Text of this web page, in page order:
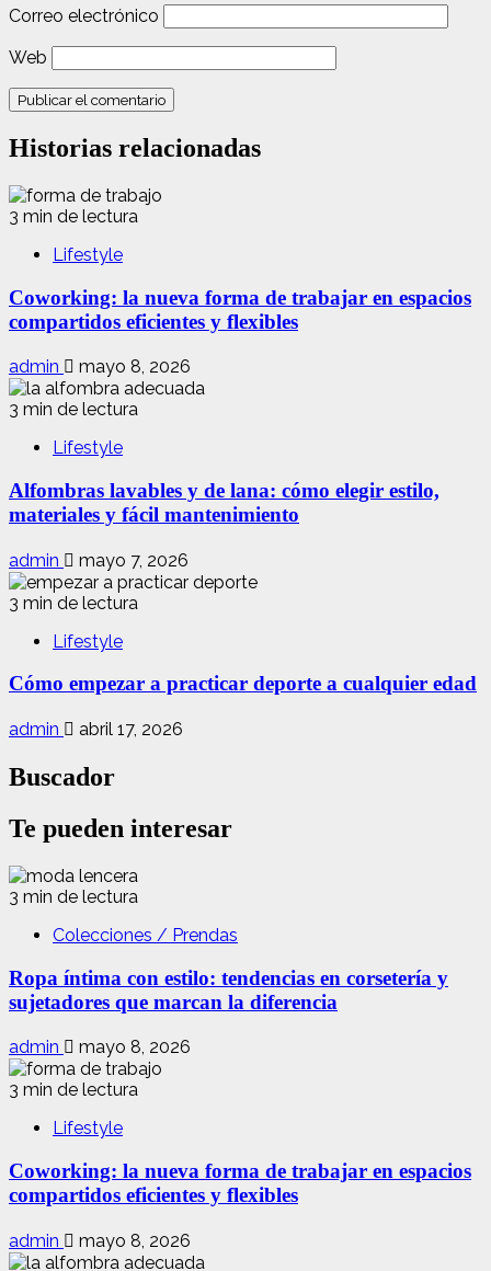
Correo electrónico
Web
Historias relacionadas
3 min de lectura
Lifestyle
Coworking: la nueva forma de trabajar en espacios
compartidos eficientes y flexibles
admin mayo 8, 2026
3 min de lectura
Lifestyle
Alfombras lavables y de lana: cómo elegir estilo,
materiales y fácil mantenimiento
admin mayo 7, 2026
3 min de lectura
Lifestyle
Cómo empezar a practicar deporte a cualquier edad
admin abril 17, 2026
Buscador
Te pueden interesar
3 min de lectura
Colecciones / Prendas
Ropa íntima con estilo: tendencias en corsetería y
sujetadores que marcan la diferencia
admin mayo 8, 2026
3 min de lectura
Lifestyle
Coworking: la nueva forma de trabajar en espacios
compartidos eficientes y flexibles
admin mayo 8, 2026